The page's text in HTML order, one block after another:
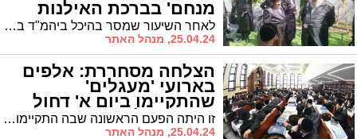
מנחם' בברכת האילנות
(וידאו) לאחר השיעור שמסר בהיכל ביהמ"ד בעלזא ברובע ו', פנה ראש ישיבת 'פני מנחם', הגרד"ח אלתר שליט"א, והוא בירך את ברכת האילנות
25.04.24, מנהל האתר
הצלחה מסחררת: אלפים
בארועי 'מעגלים'
שהתקיימו ביום א' דחול
המועד (גלריה) זו היתה הפעם הראשונה שבה התקיימו אירועים מבית 'מעגלים' אך הם זכו להצלחה מסחררת: אלפים השתתפו אתמול בשורת השיעורים והמופעים. צפו בגלריה
25.04.24, מנהל האתר